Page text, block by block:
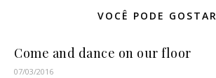
VOCÊ PODE GOSTAR
Come and dance on our floor
07/03/2016